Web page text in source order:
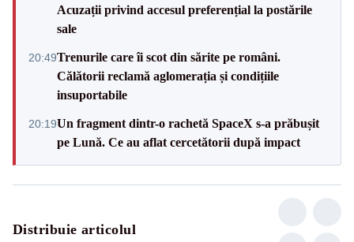
Acuzații privind accesul preferențial la postările
sale
20:49Trenurile care îi scot din sărite pe români.
Călătorii reclamă aglomerația și condițiile
insuportabile
20:19Un fragment dintr-o rachetă SpaceX s-a prăbușit
pe Lună. Ce au aflat cercetătorii după impact
Distribuie articolul